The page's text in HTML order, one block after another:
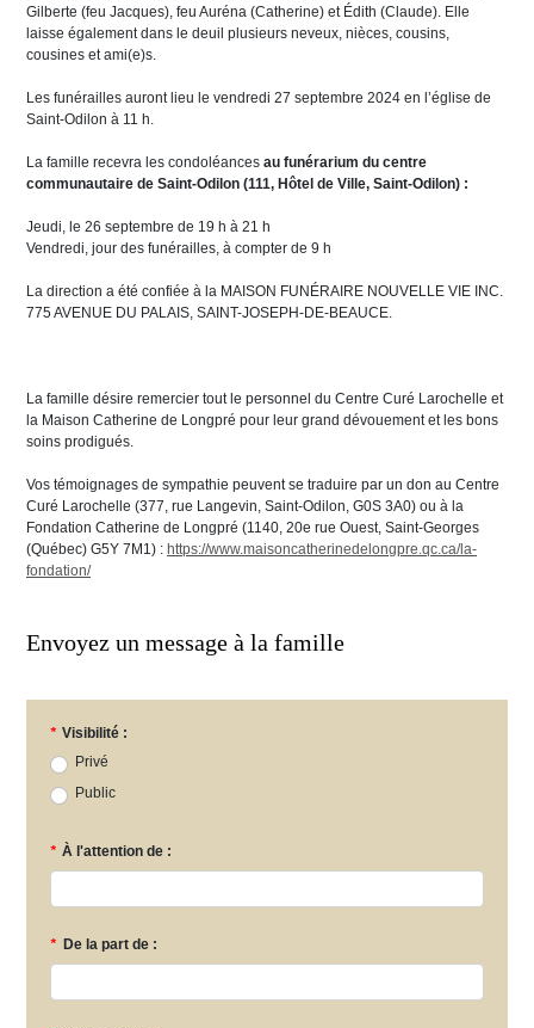
Gilberte (feu Jacques), feu Auréna (Catherine) et Édith (Claude). Elle
laisse également dans le deuil plusieurs neveux, nièces, cousins,
cousines et ami(e)s.
Les funérailles auront lieu le vendredi 27 septembre 2024 en l’église de
Saint-Odilon à 11 h.
La famille recevra les condoléances au funérarium du centre
communautaire de Saint-Odilon (111, Hôtel de Ville, Saint-Odilon) :
Jeudi, le 26 septembre de 19 h à 21 h
Vendredi, jour des funérailles, à compter de 9 h
La direction a été confiée à la MAISON FUNÉRAIRE NOUVELLE VIE INC.
775 AVENUE DU PALAIS, SAINT-JOSEPH-DE-BEAUCE.
La famille désire remercier tout le personnel du Centre Curé Larochelle et
la Maison Catherine de Longpré pour leur grand dévouement et les bons
soins prodigués.
Vos témoignages de sympathie peuvent se traduire par un don au Centre
Curé Larochelle (377, rue Langevin, Saint-Odilon, G0S 3A0) ou à la
Fondation Catherine de Longpré (1140, 20e rue Ouest, Saint-Georges
(Québec) G5Y 7M1) : https://www.maisoncatherinedelongpre.qc.ca/la-
fondation/
Envoyez un message à la famille
* Visibilité :
Privé
Public
* À l'attention de :
* De la part de :